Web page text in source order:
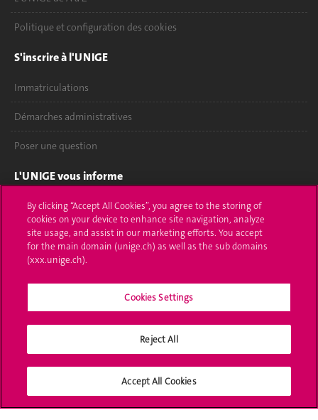
Politique et configuration des cookies
S'inscrire à l'UNIGE
Immatriculations
Démarches administratives
Poser une question
L'UNIGE vous informe
UNIGE Mobile
Médias
Offres d'emploi
Calendrier académique
Médias sociaux UNIGE
By clicking “Accept All Cookies”, you agree to the storing of
cookies on your device to enhance site navigation, analyze
site usage, and assist in our marketing efforts. You accept
for the main domain (unige.ch) as well as the sub domains
(xxx.unige.ch).
Cookies Settings
Reject All
Accept All Cookies